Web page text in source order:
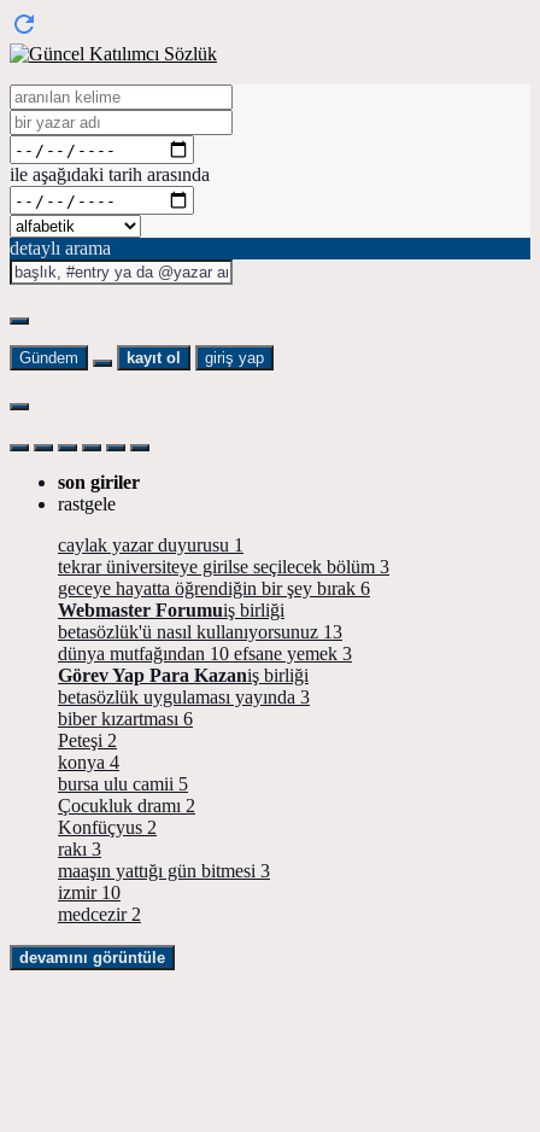
ile aşağıdaki tarih arasında
detaylı arama
Gündem kayıt ol giriş yap
son giriler
rastgele
caylak yazar duyurusu 1
tekrar üniversiteye girilse seçilecek bölüm 3
geceye hayatta öğrendiğin bir şey bırak 6
Webmaster Forumuiş birliği
betasözlük'ü nasıl kullanıyorsunuz 13
dünya mutfağından 10 efsane yemek 3
Görev Yap Para Kazaniş birliği
betasözlük uygulaması yayında 3
biber kızartması 6
Peteşi 2
konya 4
bursa ulu camii 5
Çocukluk dramı 2
Konfüçyus 2
rakı 3
maaşın yattığı gün bitmesi 3
izmir 10
medcezir 2
devamını görüntüle